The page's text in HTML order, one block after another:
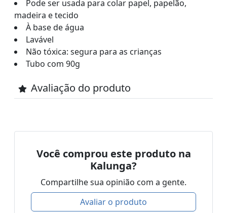
Pode ser usada para colar papel, papelão,
madeira e tecido
À base de água
Lavável
Não tóxica: segura para as crianças
Tubo com 90g
Avaliação do produto
Você comprou este produto na
Kalunga?
Compartilhe sua opinião com a gente.
Avaliar o produto